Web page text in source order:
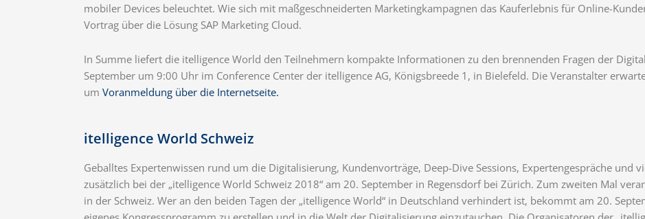
mobiler Devices beleuchtet. Wie sich mit maßgeschneiderten Marketingkampagnen das Kauferlebnis für Online-
Vortrag über die Lösung SAP Marketing Cloud.
In Summe liefert die itelligence World den Teilnehmern kompakte Informationen zu den brennenden Fragen der
September um 9:00 Uhr im Conference Center der itelligence AG, Königsbreede 1, in Bielefeld. Die Veranstalter
um Voranmeldung über die Internetseite.
itelligence World Schweiz
Geballtes Expertenwissen rund um die Digitalisierung, Kundenvorträge, Deep-Dive Sessions, Expertengespräche und
zusätzlich bei der „itelligence World Schweiz 2018“ am 20. September in Regensdorf bei Zürich. Zum zweiten Mal
in der Schweiz. Wer an den beiden Tagen der „itelligence World“ in Deutschland verhindert ist, bekommt am 20.